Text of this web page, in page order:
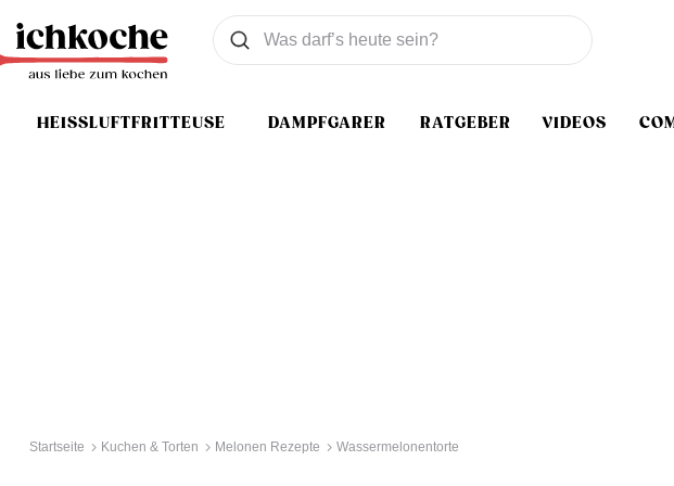
HEISSLUFTFRITTEUSE DAMPFGARER RATGEBER VIDEOS
Was wollen Sie suchen
Suchen
Startseite Kuchen & Torten Melonen Rezepte Wassermelonentorte